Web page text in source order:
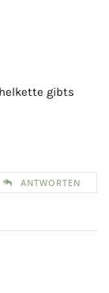
gibts
ANTWORTEN